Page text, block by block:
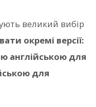
великий вибір
окремі версії:
англійською для
для